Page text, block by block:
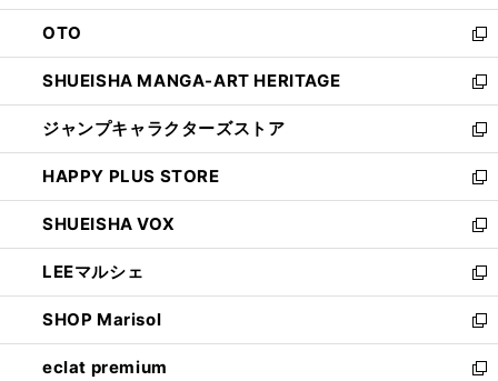
ウ
で
開
く
ン
ド
ウ
で
開
く
OTO
新
し
い
ウ
ィ
ン
ド
ウ
で
開
く
SHUEISHA MANGA-ART HERITAGE
新
し
い
ウ
ィ
ン
ド
ウ
で
開
く
ジャンプキャラクターズストア
新
し
い
ウ
ィ
ン
ド
ウ
で
開
く
HAPPY PLUS STORE
新
し
い
ウ
ィ
ン
ド
ウ
で
SHUEISHA VOX
新
し
い
ウ
ィ
ン
ド
LEEマルシェ
新
し
い
ウ
ィ
SHOP Marisol
新
し
い
eclat premium
新